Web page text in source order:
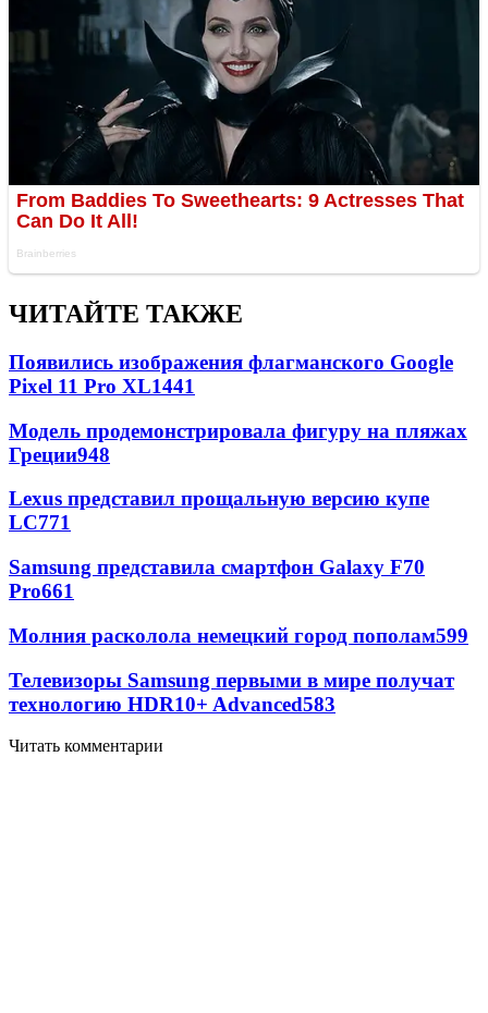
ЧИТАЙТЕ ТАКЖЕ
Появились изображения флагманского Google
Pixel 11 Pro XL1441
Модель продемонстрировала фигуру на пляжах
Греции948
Lexus представил прощальную версию купе
LC771
Samsung представила смартфон Galaxy F70
Pro661
Молния расколола немецкий город пополам599
Телевизоры Samsung первыми в мире получат
технологию HDR10+ Advanced583
Читать комментарии